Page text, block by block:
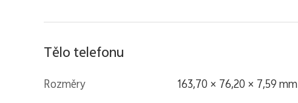
Tělo telefonu
Rozměry 163,70 × 76,20 × 7,59 mm